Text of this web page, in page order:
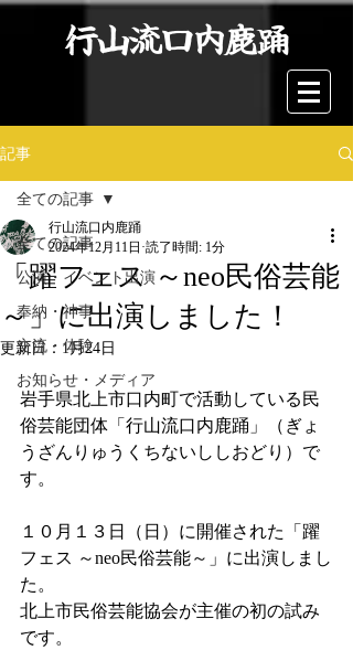
行山流口内鹿踊
記事
全ての記事
公演・イベント出演
奉納・神事
交流・体験
お知らせ・メディア
全ての記事
「躍フェス ～neo民俗芸能
～」に出演しました！
行山流口内鹿踊
2024年12月11日 読了時間: 1分
更新日： 1月24日
岩手県北上市口内町で活動している民
俗芸能団体「行山流口内鹿踊」（ぎょ
うざんりゅうくちないししおどり）で
す。
１０月１３日（日）に開催された「躍
フェス ～neo民俗芸能～」に出演しまし
た。
北上市民俗芸能協会が主催の初の試み
です。